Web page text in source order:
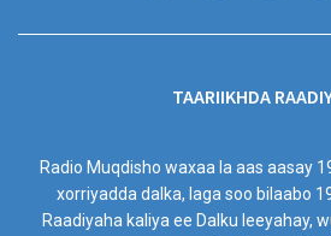
TAARIIKHDA
Radio Muqdisho waxaa la aas aasay
xorriyadda dalka, laga soo bilaabo
Raadiyaha kaliya ee Dalku leeyahay,